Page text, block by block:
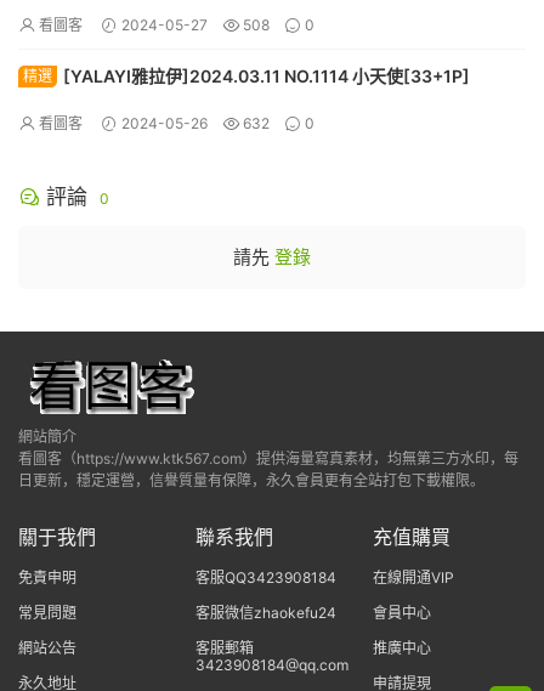
看圖客 2024-05-27 508 0
精選 [YALAYI雅拉伊]2024.03.11 NO.1114 小天使[33+1P]
看圖客 2024-05-26 632 0
評論 0
請先 登錄
網站簡介
看圖客（https://www.ktk567.com）提供海量寫真素材，均無第三方水印，每
日更新，穩定運營，信譽質量有保障，永久會員更有全站打包下載權限。
關于我們
免責申明
常見問題
網站公告
永久地址
聯系我們
客服QQ3423908184
客服微信zhaokefu24
客服郵箱
3423908184@qq.com
充值購買
在線開通VIP
會員中心
推廣中心
申請提現